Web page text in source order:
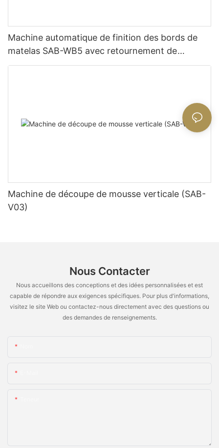
Machine automatique de finition des bords de
matelas SAB-WB5 avec retournement de
matelas
Machine de découpe de mousse verticale (SAB-
V03)
Nous Contacter
Nous accueillons des conceptions et des idées personnalisées et est
capable de répondre aux exigences spécifiques. Pour plus d'informations,
visitez le site Web ou contactez-nous directement avec des questions ou
des demandes de renseignements.